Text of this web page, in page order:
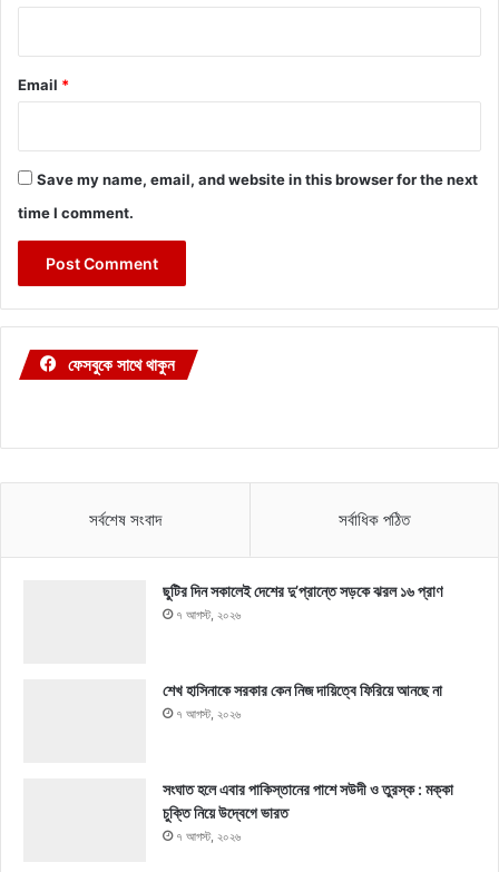
Email *
Save my name, email, and website in this browser for the next
time I comment.
ফেসবুকে সাথে থাকুন
সর্বশেষ সংবাদ সর্বাধিক পঠিত
ছুটির দিন সকালেই দেশের দু’প্রান্তে সড়কে ঝরল ১৬ প্রাণ
৭ আগস্ট, ২০২৬
শেখ হাসিনাকে সরকার কেন নিজ দায়িত্বে ফিরিয়ে আনছে না
৭ আগস্ট, ২০২৬
সংঘাত হলে এবার পাকিস্তানের পাশে সউদী ও তুরস্ক : মক্কা
চুক্তি নিয়ে উদ্বেগে ভারত
৭ আগস্ট, ২০২৬